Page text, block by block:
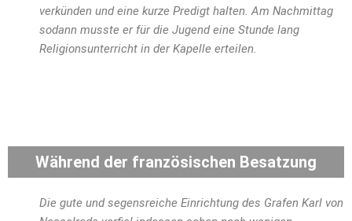
verkünden und eine kurze Predigt halten. Am Nachmittag
sodann musste er für die Jugend eine Stunde lang
Religionsunterricht in der Kapelle erteilen.
Während der französischen Besatzung
Die gute und segensreiche Einrichtung des Grafen Karl von